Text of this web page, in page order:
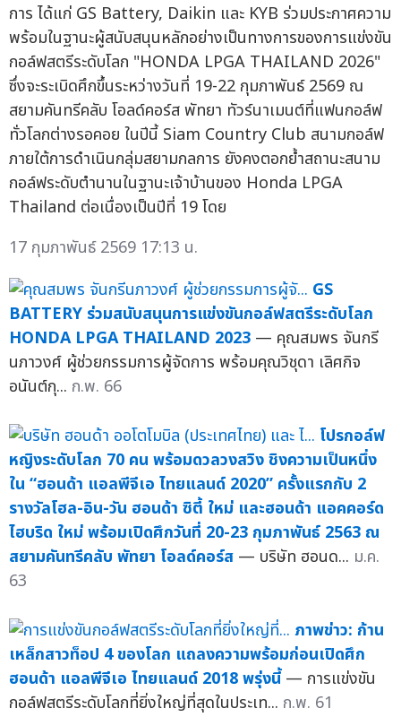
การ ได้แก่ GS Battery, Daikin และ KYB ร่วมประกาศความ
พร้อมในฐานะผู้สนับสนุนหลักอย่างเป็นทางการของการแข่งขัน
กอล์ฟสตรีระดับโลก "HONDA LPGA THAILAND 2026"
ซึ่งจะระเบิดศึกขึ้นระหว่างวันที่ 19-22 กุมภาพันธ์ 2569 ณ
สยามคันทรีคลับ โอลด์คอร์ส พัทยา ทัวร์นาเมนต์ที่แฟนกอล์ฟ
ทั่วโลกต่างรอคอย ในปีนี้ Siam Country Club สนามกอล์ฟ
ภายใต้การดำเนินกลุ่มสยามกลการ ยังคงตอกย้ำสถานะสนาม
กอล์ฟระดับตำนานในฐานะเจ้าบ้านของ Honda LPGA
Thailand ต่อเนื่องเป็นปีที่ 19 โดย
17 กุมภาพันธ์ 2569 17:13 น.
GS
BATTERY ร่วมสนับสนุนการแข่งขันกอล์ฟสตรีระดับโลก
HONDA LPGA THAILAND 2023 — คุณสมพร จันกรี
นภาวงศ์ ผู้ช่วยกรรมการผู้จัดการ พร้อมคุณวิชุดา เลิศกิจ
อนันต์กุ... ก.พ. 66
โปรกอล์ฟ
หญิงระดับโลก 70 คน พร้อมดวลวงสวิง ชิงความเป็นหนึ่ง
ใน “ฮอนด้า แอลพีจีเอ ไทยแลนด์ 2020” ครั้งแรกกับ 2
รางวัลโฮล-อิน-วัน ฮอนด้า ซิตี้ ใหม่ และฮอนด้า แอคคอร์ด
ไฮบริด ใหม่ พร้อมเปิดศึกวันที่ 20-23 กุมภาพันธ์ 2563 ณ
สยามคันทรีคลับ พัทยา โอลด์คอร์ส — บริษัท ฮอนด... ม.ค.
63
ภาพข่าว: ก้าน
เหล็กสาวท็อป 4 ของโลก แถลงความพร้อมก่อนเปิดศึก
ฮอนด้า แอลพีจีเอ ไทยแลนด์ 2018 พรุ่งนี้ — การแข่งขัน
กอล์ฟสตรีระดับโลกที่ยิ่งใหญ่ที่สุดในประเท... ก.พ. 61